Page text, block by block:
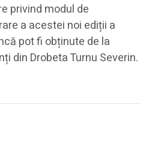
privind modul de
a acestei noi ediții a
pot fi obținute de la
din Drobeta Turnu Severin.